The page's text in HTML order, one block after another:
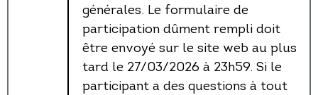
générales. Le formulaire de
participation dûment rempli doit
être envoyé sur le site web au plus
tard le 27/03/2026 à 23h59. Si le
participant a des questions à tout